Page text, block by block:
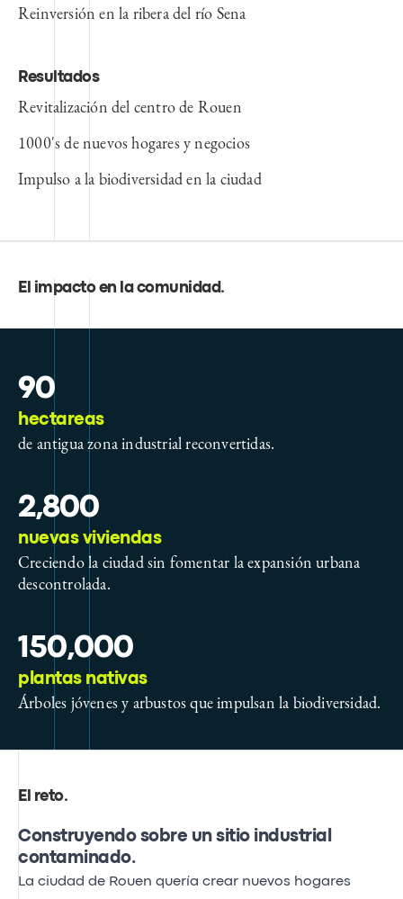
Reinversión en la ribera del río Sena
Resultados
Revitalización del centro de Rouen
1000's de nuevos hogares y negocios
Impulso a la biodiversidad en la ciudad
El impacto en la comunidad .
90
hectareas
de antigua zona industrial reconvertidas.
2,800
nuevas viviendas
Creciendo la ciudad sin fomentar la expansión urbana
descontrolada.
150,000
plantas nativas
Árboles jóvenes y arbustos que impulsan la biodiversidad.
El reto.
Construyendo sobre un sitio industrial
contaminado.
La ciudad de Rouen quería crear nuevos hogares